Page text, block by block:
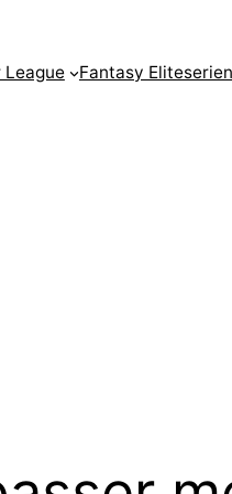
League Fantasy Eliteserien